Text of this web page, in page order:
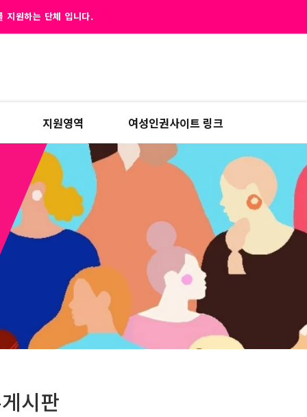
지원하는 단체 입니다.
지원영역 여성인권사이트 링크
시판